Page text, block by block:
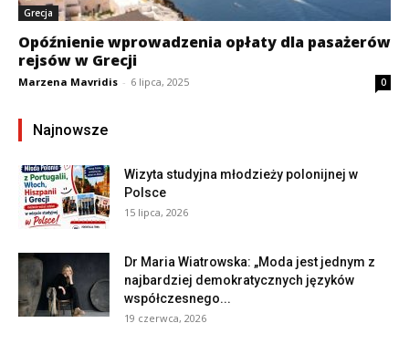
Grecja
Opóźnienie wprowadzenia opłaty dla pasażerów
rejsów w Grecji
Marzena Mavridis - 6 lipca, 2025 0
Najnowsze
Wizyta studyjna młodzieży polonijnej w
Polsce
15 lipca, 2026
Dr Maria Wiatrowska: „Moda jest jednym z
najbardziej demokratycznych języków
współczesnego...
19 czerwca, 2026